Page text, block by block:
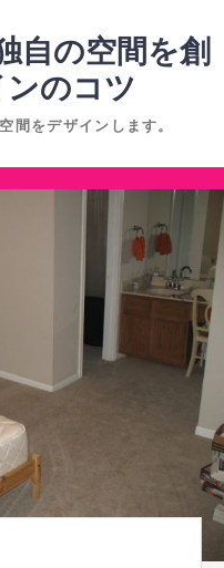
自の空間を創
ンのコツ
間をデザインします。